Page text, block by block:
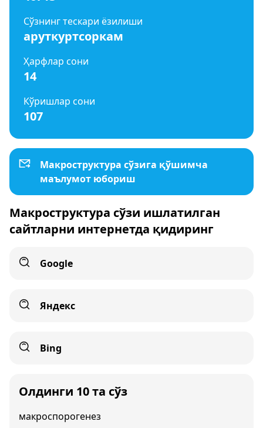
Сўзнинг тескари ёзилиши
аруткуртсоркам
Ҳарфлар сони
14
Кўришлар сони
107
Макроструктура сўзига қўшимча
маълумот юбориш
Макроструктура сўзи ишлатилган
сайтларни интернетда қидиринг
Google
Яндекс
Bing
Олдинги 10 та сўз
макроспорогенез